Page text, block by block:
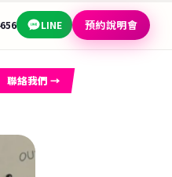
整目的地指南 →
LINE 預約說明會
聯絡我們 →